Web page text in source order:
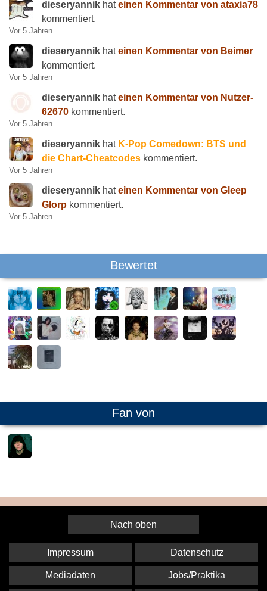
dieseryannik hateinen Kommentar von ataxia78
kommentiert.
Vor 5 Jahren
dieseryannik hateinen Kommentar von Beimer
kommentiert.
Vor 5 Jahren
dieseryannik hateinen Kommentar von Nutzer-
62670 kommentiert.
Vor 5 Jahren
dieseryannik hat K-Pop Comedown: BTS und
die Chart-Cheatcodes kommentiert.
Vor 5 Jahren
dieseryannik hateinen Kommentar von Gleep
Glorp kommentiert.
Vor 5 Jahren
Bewertet
Fan von
Nach oben
Impressum Datenschutz
Mediadaten Jobs/Praktika